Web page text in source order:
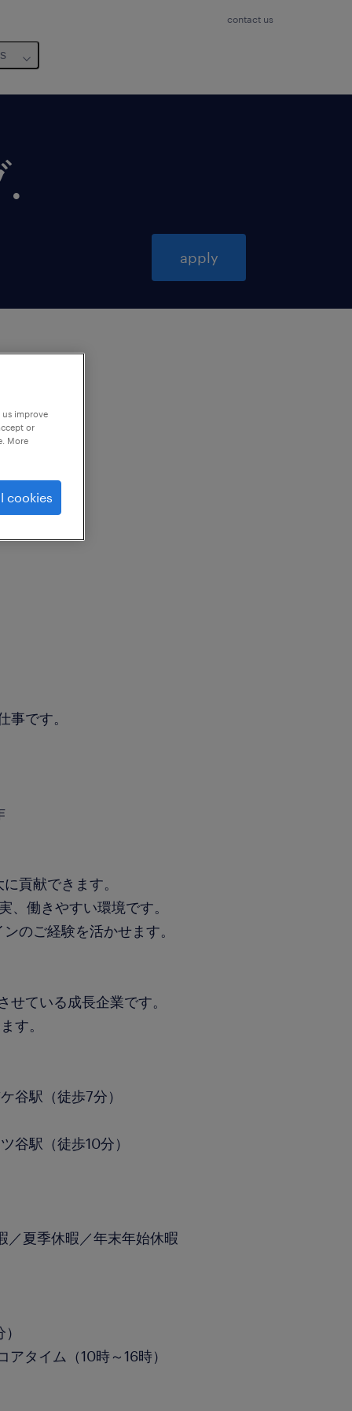
contact us
.
apply
事です。
貢献できます。
、働きやすい環境です。
のご経験を活かせます。
ている成長企業です。
す。
谷駅（徒歩7分）
谷駅（徒歩10分）
／夏季休暇／年末年始休暇
タイム（10時～16時）
improve
or
More
cookies